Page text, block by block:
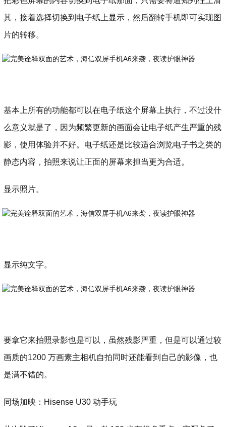
其，接着选择切换到电子纸上显示，然后翻转手机即可实现图
片的转移。
基本上所有的功能都可以在电子纸这个屏幕上执行，不过没什
么意义就是了，因为频繁更新的画面会让电子纸产生严重的残
影，使用体验并不好。电子纸还是比较适合浏览电子书之类的
静态内容，拍照来说让正面的屏幕来担当更为合适。
显示照片。
显示纯文字。
要拿它来拍照录影也是可以，虽然残影严重，但是可以通过较
画质的1200 万画素主相机自拍同时还能看到自己的影像，也
是满不错的。
同场加映：Hisense U30 动手玩